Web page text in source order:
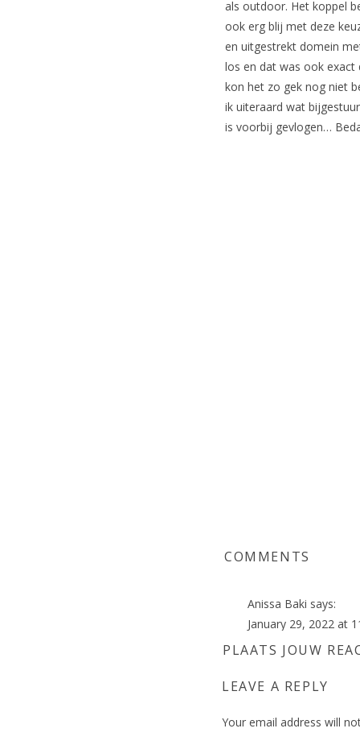
als outdoor. Het koppel
ook erg blij met deze
en uitgestrekt domein
los en dat was ook exact
kon het zo gek nog niet
ik uiteraard wat
is voorbij gevlogen…
COMMENTS
Anissa Baki says:
January 29, 2022 at
Wat zijn de foto’s
PLAATS JOUW
LEAVE A REPLY
Your email address will